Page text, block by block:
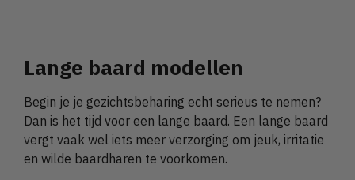
waarderingen
Lange baard modellen
Begin je je gezichtsbeharing echt serieus te nemen?
Dan is het tijd voor een lange baard. Een lange baard
vergt vaak wel iets meer verzorging om jeuk, irritatie
en wilde baardharen te voorkomen.